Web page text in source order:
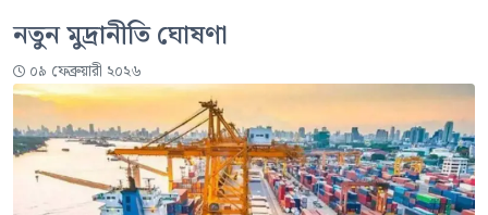
নতুন মুদ্রানীতি ঘোষণা
০৯ ফেব্রুয়ারী ২০২৬